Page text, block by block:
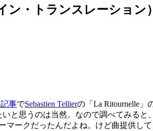
・トランスレーション）
事でSebastien Tellierの「La Ritournelle
いと思うのは当然。なので調べてみると
ークだったんだよね。けど曲提供し